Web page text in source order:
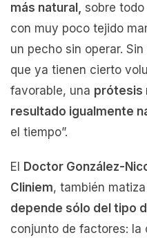
más natural, sobre todo
con muy poco tejido
un pecho sin operar.
que ya tienen cierto
favorable, una prótesis
resultado igualmente
el tiempo”.
El
Doctor González-
Cliniem, también matiza
depende sólo del tipo
conjunto de factores: la